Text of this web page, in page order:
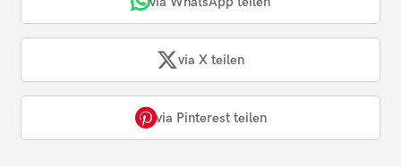
via X teilen
via Pinterest teilen